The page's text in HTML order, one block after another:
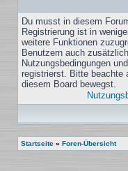
Du musst in diesem
Registrierung ist in
weitere Funktionen
Benutzern auch
Nutzungsbedingungen
registrierst. Bitte beachte
diesem Board bewegst.
Startseite » Foren-Übersicht